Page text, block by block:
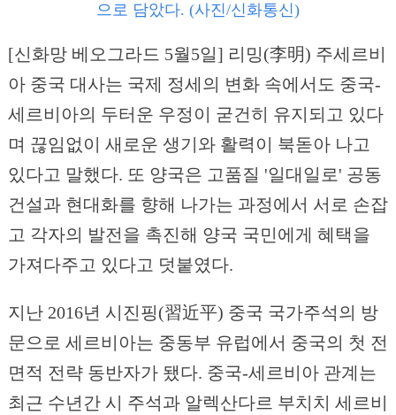
으로 담았다. (사진/신화통신)
[신화망 베오그라드 5월5일] 리밍(李明) 주세르비
아 중국 대사는 국제 정세의 변화 속에서도 중국-
세르비아의 두터운 우정이 굳건히 유지되고 있다
며 끊임없이 새로운 생기와 활력이 북돋아 나고
있다고 말했다. 또 양국은 고품질 '일대일로' 공동
건설과 현대화를 향해 나가는 과정에서 서로 손잡
고 각자의 발전을 촉진해 양국 국민에게 혜택을
가져다주고 있다고 덧붙였다.
지난 2016년 시진핑(習近平) 중국 국가주석의 방
문으로 세르비아는 중동부 유럽에서 중국의 첫 전
면적 전략 동반자가 됐다. 중국-세르비아 관계는
최근 수년간 시 주석과 알렉산다르 부치치 세르비